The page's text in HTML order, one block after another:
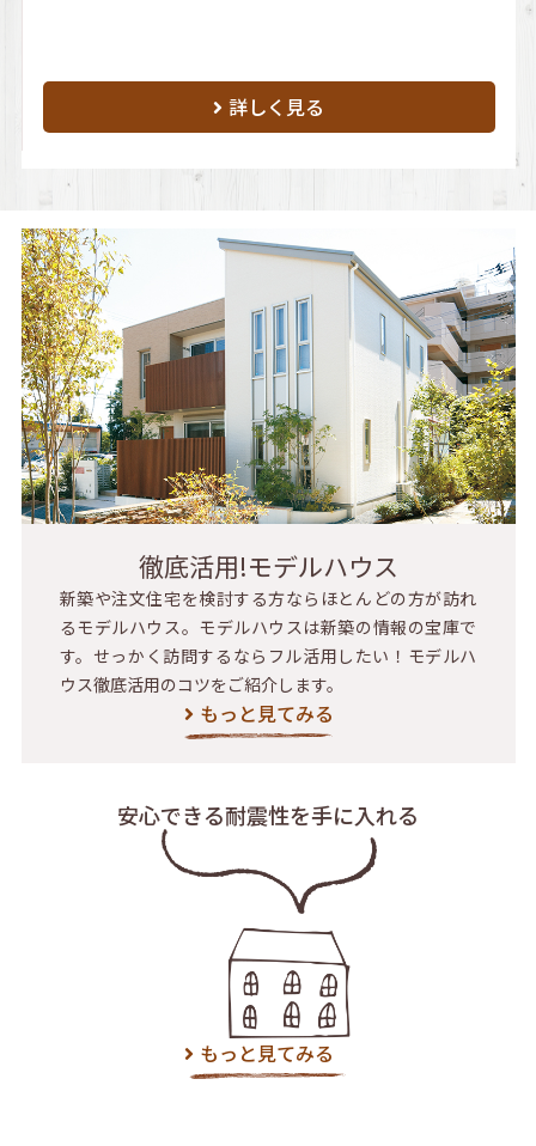
詳しく見る
徹底活用!モデルハウス
新築や注文住宅を検討する方ならほとんどの方が訪れ
るモデルハウス。モデルハウスは新築の情報の宝庫で
す。せっかく訪問するならフル活用したい！モデルハ
ウス徹底活用のコツをご紹介します。
もっと見てみる
安心できる耐震性を手に入れる
もっと見てみる